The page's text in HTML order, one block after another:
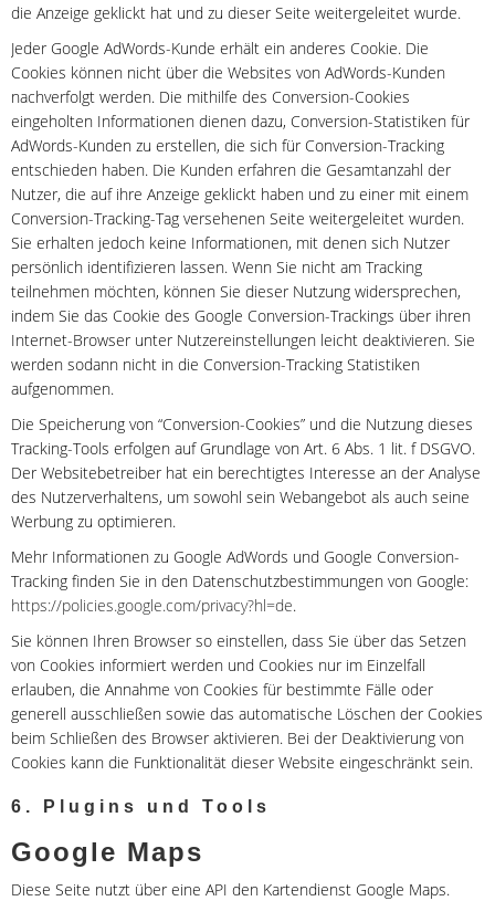
die Anzeige geklickt hat und zu dieser Seite weitergeleitet wurde.
Jeder Google AdWords-Kunde erhält ein anderes Cookie. Die
Cookies können nicht über die Websites von AdWords-Kunden
nachverfolgt werden. Die mithilfe des Conversion-Cookies
eingeholten Informationen dienen dazu, Conversion-Statistiken für
AdWords-Kunden zu erstellen, die sich für Conversion-Tracking
entschieden haben. Die Kunden erfahren die Gesamtanzahl der
Nutzer, die auf ihre Anzeige geklickt haben und zu einer mit einem
Conversion-Tracking-Tag versehenen Seite weitergeleitet wurden.
Sie erhalten jedoch keine Informationen, mit denen sich Nutzer
persönlich identifizieren lassen. Wenn Sie nicht am Tracking
teilnehmen möchten, können Sie dieser Nutzung widersprechen,
indem Sie das Cookie des Google Conversion-Trackings über ihren
Internet-Browser unter Nutzereinstellungen leicht deaktivieren. Sie
werden sodann nicht in die Conversion-Tracking Statistiken
aufgenommen.
Die Speicherung von “Conversion-Cookies” und die Nutzung dieses
Tracking-Tools erfolgen auf Grundlage von Art. 6 Abs. 1 lit. f DSGVO.
Der Websitebetreiber hat ein berechtigtes Interesse an der Analyse
des Nutzerverhaltens, um sowohl sein Webangebot als auch seine
Werbung zu optimieren.
Mehr Informationen zu Google AdWords und Google Conversion-
Tracking finden Sie in den Datenschutzbestimmungen von Google:
https://policies.google.com/privacy?hl=de.
Sie können Ihren Browser so einstellen, dass Sie über das Setzen
von Cookies informiert werden und Cookies nur im Einzelfall
erlauben, die Annahme von Cookies für bestimmte Fälle oder
generell ausschließen sowie das automatische Löschen der Cookies
beim Schließen des Browser aktivieren. Bei der Deaktivierung von
Cookies kann die Funktionalität dieser Website eingeschränkt sein.
6. Plugins und Tools
Google Maps
Diese Seite nutzt über eine API den Kartendienst Google Maps.